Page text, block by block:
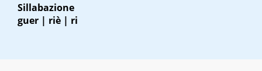
Sillabazione
guer | riè | ri